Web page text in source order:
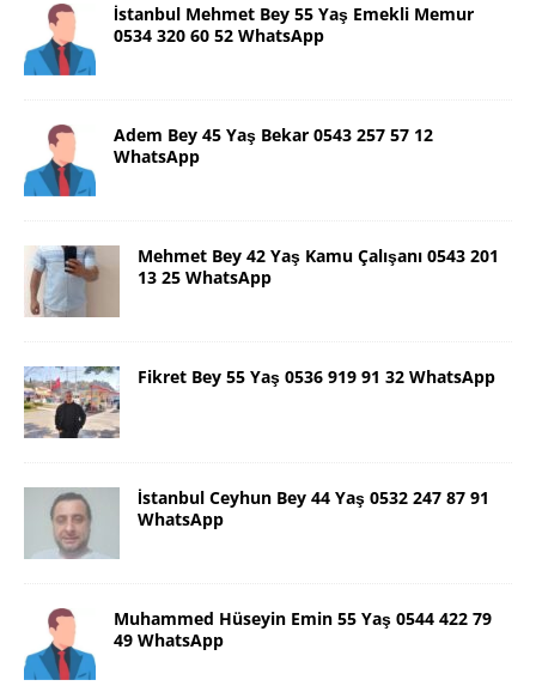
İstanbul Mehmet Bey 55 Yaş Emekli Memur
0534 320 60 52 WhatsApp
Adem Bey 45 Yaş Bekar 0543 257 57 12
WhatsApp
Mehmet Bey 42 Yaş Kamu Çalışanı 0543 201
13 25 WhatsApp
Fikret Bey 55 Yaş 0536 919 91 32 WhatsApp
İstanbul Ceyhun Bey 44 Yaş 0532 247 87 91
WhatsApp
Muhammed Hüseyin Emin 55 Yaş 0544 422 79
49 WhatsApp